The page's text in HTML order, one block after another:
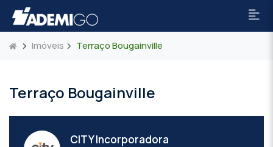
Imóveis Terraço Bougainville
Terraço Bougainville
CITY Incorporadora